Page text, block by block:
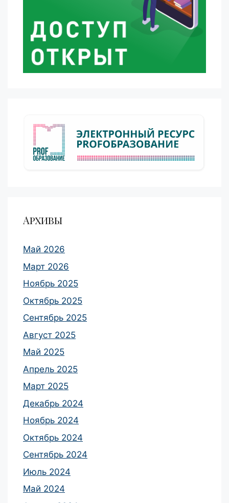
Архивы
Май 2026
Март 2026
Ноябрь 2025
Октябрь 2025
Сентябрь 2025
Август 2025
Май 2025
Апрель 2025
Март 2025
Декабрь 2024
Ноябрь 2024
Октябрь 2024
Сентябрь 2024
Июль 2024
Май 2024